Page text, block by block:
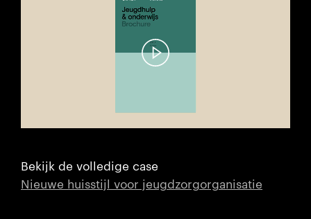
Bekijk de volledige case
Nieuwe huisstijl voor jeugdzorgorganisatie